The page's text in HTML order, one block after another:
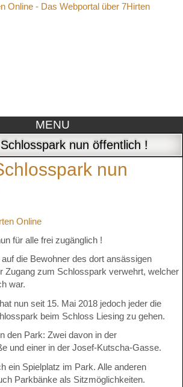
MENU
nun öffentlich !
nun
Online
für alle frei zugänglich !
die Bewohner des dort ansässigen
Zugang zum Schlosspark verwehrt, welcher
war.
nun seit 15. Mai 2018 jedoch jeder die
beim Schloss Liesing zu gehen.
den Park: Zwei davon in der
und einer in der Josef-Kutscha-Gasse.
ein Spielplatz im Park. Alle anderen
Parkbänke als Sitzmöglichkeiten.